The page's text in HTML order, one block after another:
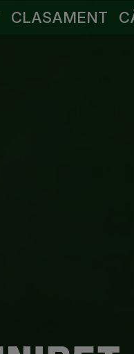
CLASAMENT